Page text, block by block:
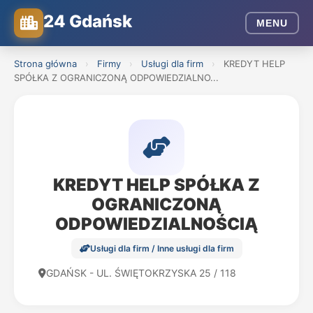
24 Gdańsk MENU
Strona główna › Firmy › Usługi dla firm ›
KREDYT HELP
SPÓŁKA Z OGRANICZONĄ ODPOWIEDZIALNO...
KREDYT HELP SPÓŁKA Z
OGRANICZONĄ
ODPOWIEDZIALNOŚCIĄ
Usługi dla firm / Inne usługi dla firm
GDAŃSK - UL. ŚWIĘTOKRZYSKA 25 / 118